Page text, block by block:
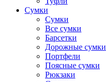
Сумки
Сумки
Все сумки
Барсетки
Дорожные сумки
Портфели
Поясные сумки
Рюкзаки